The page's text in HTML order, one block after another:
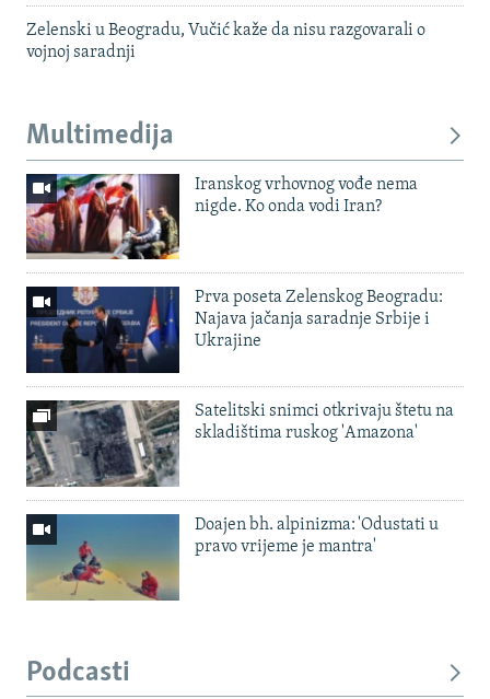
Zelenski u Beogradu, Vučić kaže da nisu razgovarali o
vojnoj saradnji
Multimedija
Iranskog vrhovnog vođe nema
nigde. Ko onda vodi Iran?
Prva poseta Zelenskog Beogradu:
Najava jačanja saradnje Srbije i
Ukrajine
Satelitski snimci otkrivaju štetu na
skladištima ruskog 'Amazona'
Doajen bh. alpinizma: 'Odustati u
pravo vrijeme je mantra'
Podcasti